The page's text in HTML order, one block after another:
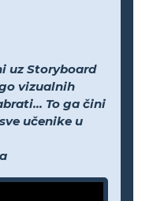
uz Storyboard
vizualnih
To ga čini
učenike u